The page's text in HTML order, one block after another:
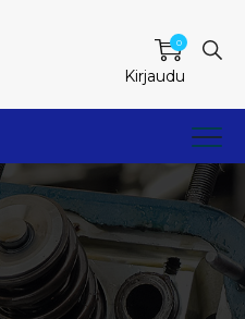
0
Kirjaudu